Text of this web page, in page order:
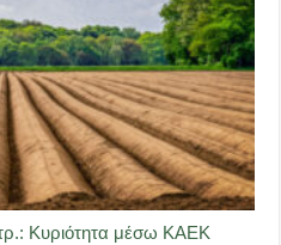
Κυριότητα μέσω ΚΑΕΚ